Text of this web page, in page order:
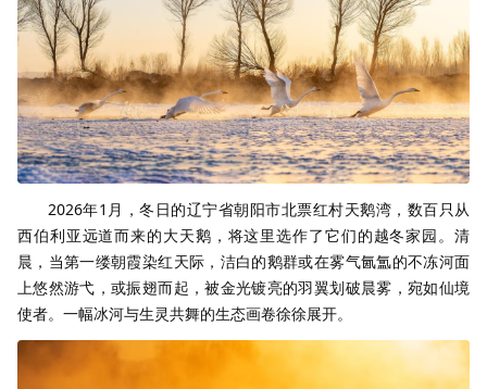
2026年1月，冬日的辽宁省朝阳市北票红村天鹅湾，数百只从
西伯利亚远道而来的大天鹅，将这里选作了它们的越冬家园。清
晨，当第一缕朝霞染红天际，洁白的鹅群或在雾气氤氲的不冻河面
上悠然游弋，或振翅而起，被金光镀亮的羽翼划破晨雾，宛如仙境
使者。一幅冰河与生灵共舞的生态画卷徐徐展开。